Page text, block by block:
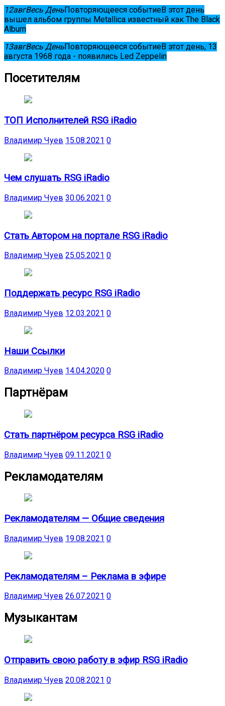
12авгВесь ДеньПовторяющееся событиеВ этот день
вышел альбом группы Metallica известный как The Black
Album
13авгВесь ДеньПовторяющееся событиеВ этот день, 13
августа 1968 года - появились Led Zeppelin
Посетителям
ТОП Исполнителей RSG iRadio
Владимир Чуев 15.08.2021 0
Чем слушать RSG iRadio
Владимир Чуев 30.06.2021 0
Стать Автором на портале RSG iRadio
Владимир Чуев 25.05.2021 0
Поддержать ресурс RSG iRadio
Владимир Чуев 12.03.2021 0
Наши Ссылки
Владимир Чуев 14.04.2020 0
Партнёрам
Стать партнёром ресурса RSG iRadio
Владимир Чуев 09.11.2021 0
Рекламодателям
Рекламодателям — Общие сведения
Владимир Чуев 19.08.2021 0
Рекламодателям – Реклама в эфире
Владимир Чуев 26.07.2021 0
Музыкантам
Отправить свою работу в эфир RSG iRadio
Владимир Чуев 20.08.2021 0